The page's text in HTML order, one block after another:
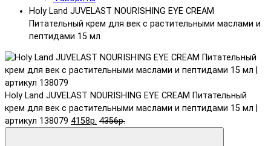
Holy Land JUVELAST NOURISHING EYE CREAM
Питательный крем для век с растительными маслами и
пептидами 15 мл
Holy Land JUVELAST NOURISHING EYE CREAM Питательный
крем для век с растительными маслами и пептидами 15 мл |
артикул 138079 4158р. 4356р.